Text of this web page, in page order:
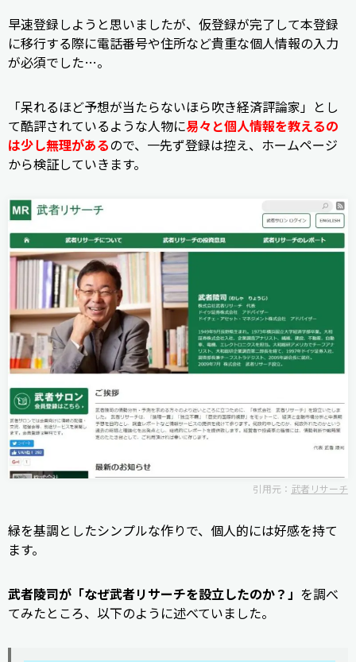
早速登録しようと思いましたが、仮登録が完了して本登録
に移行する際に電話番号や住所など貴重な個人情報の入力
が必須でした…。
「呆れるほど予想が当たらないほら吹き経済評論家」とし
て酷評されているような人物に易々と個人情報を教えるの
は少し無理があるので、一先ず登録は控え、ホームページ
から検証していきます。
引用元： 武者リサーチ
緑を基調としたシンプルな作りで、個人的には好感を持て
ます。
武者陵司が「なぜ武者リサーチを設立したのか？」 を調べ
てみたところ、以下のように述べていました。